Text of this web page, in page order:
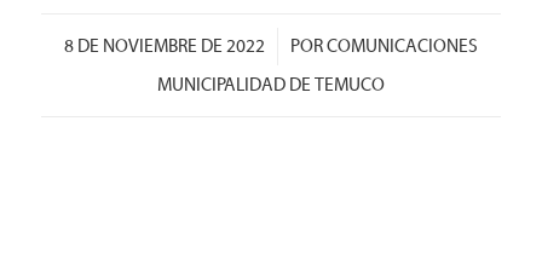
8 DE NOVIEMBRE DE 2022
/ PORCOMUNICACIONES
MUNICIPALIDAD DE TEMUCO